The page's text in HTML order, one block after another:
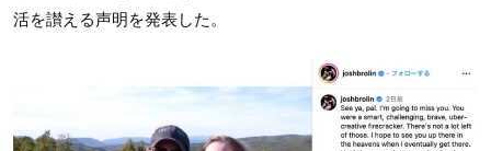
活を讃える声明を発表した。